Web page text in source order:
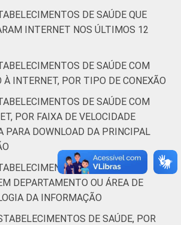
NIC.br, Centro Regional de
o Desenvolvimento da
da Informação (Cetic.br),
sobre o uso das Tecnologias de
e Comunicação nos
de saúde brasileiros - TIC
DE SAÚDE QUE
INTERNET NOS ÚLTIMOS 12
DE SAÚDE COM
À INTERNET, POR TIPO DE CONEXÃO
DE SAÚDE COM
POR FAIXA DE VELOCIDADE
PARA DOWNLOAD DA PRINCIPAL
DE SAÚDE QUE
DEPARTAMENTO OU ÁREA DE
DA INFORMAÇÃO
DE SAÚDE, POR